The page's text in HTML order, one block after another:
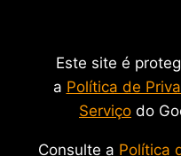
Este site é
a Política de
Serviço do
Consulte a Política